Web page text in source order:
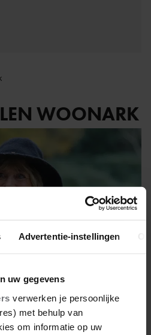
Advertentie-instellingen
uw gegevens
verwerken je persoonlijke
met behulp van
om informatie op uw
WOONARK